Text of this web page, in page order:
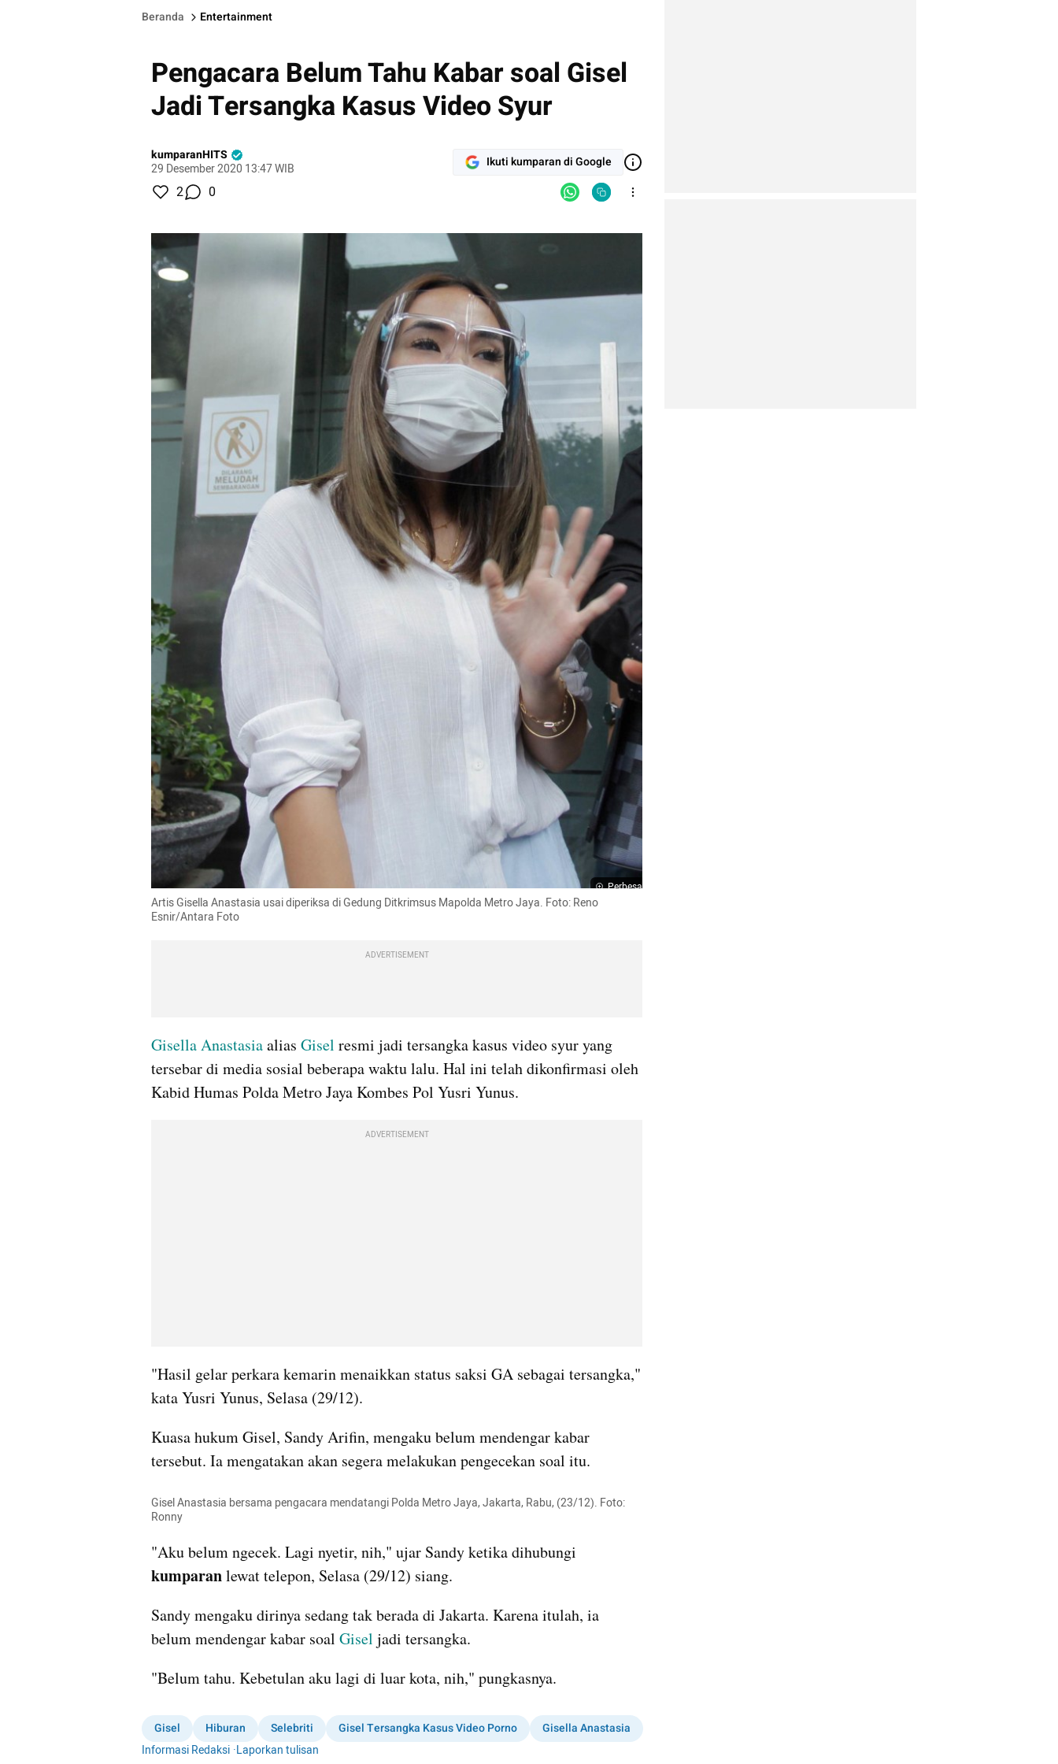
Beranda Entertainment
Pengacara Belum Tahu Kabar soal Gisel
Jadi Tersangka Kasus Video Syur
kumparanHITS
29 Desember 2020 13:47 WIB
Ikuti kumparan di Google
2 0
Perbesar
Artis Gisella Anastasia usai diperiksa di Gedung Ditkrimsus Mapolda Metro Jaya. Foto: Reno
Esnir/Antara Foto
ADVERTISEMENT
Gisella Anastasia alias Gisel resmi jadi tersangka kasus video syur yang
tersebar di media sosial beberapa waktu lalu. Hal ini telah dikonfirmasi oleh
Kabid Humas Polda Metro Jaya Kombes Pol Yusri Yunus.
ADVERTISEMENT
"Hasil gelar perkara kemarin menaikkan status saksi GA sebagai tersangka,"
kata Yusri Yunus, Selasa (29/12).
Kuasa hukum Gisel, Sandy Arifin, mengaku belum mendengar kabar
tersebut. Ia mengatakan akan segera melakukan pengecekan soal itu.
Gisel Anastasia bersama pengacara mendatangi Polda Metro Jaya, Jakarta, Rabu, (23/12). Foto:
Ronny
kumparan lewat telepon, Selasa (29/12) siang.
Sandy mengaku dirinya sedang tak berada di Jakarta. Karena itulah, ia
belum mendengar kabar soal Gisel jadi tersangka.
"Belum tahu. Kebetulan aku lagi di luar kota, nih," pungkasnya.
Gisel Hiburan Selebriti Gisel Tersangka Kasus Video Porno
Gisella Anastasia
Informasi Redaksi ·Laporkan tulisan